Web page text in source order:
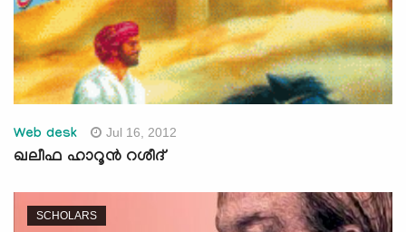
Web desk Jul 16, 2012
ഖലീഫ ഹാറൂന്‍ റശീദ്
SCHOLARS